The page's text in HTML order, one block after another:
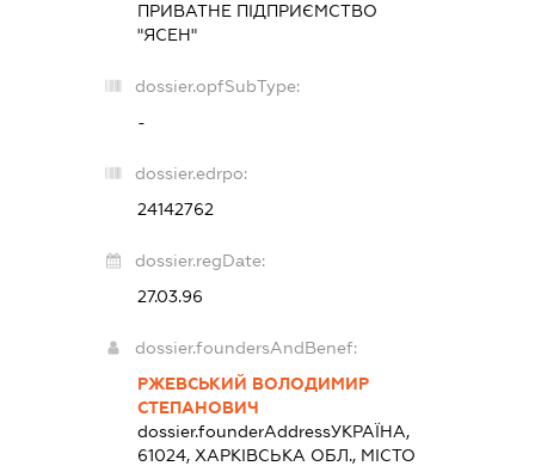
ПРИВАТНЕ ПІДПРИЄМСТВО
"ЯСЕН"
dossier.opfSubType:
-
dossier.edrpo:
24142762
dossier.regDate:
27.03.96
dossier.foundersAndBenef:
РЖЕВСЬКИЙ ВОЛОДИМИР
СТЕПАНОВИЧ
dossier.founderAddressУКРАЇНА,
61024, ХАРКІВСЬКА ОБЛ., МІСТО